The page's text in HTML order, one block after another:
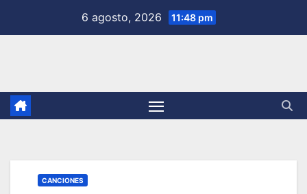
6 agosto, 2026 11:48 pm
CANCIONES